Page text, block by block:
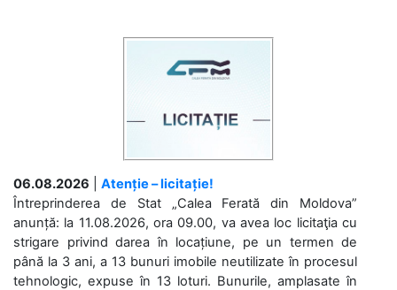
06.08.2026
Atenție – licitație!
Întreprinderea de Stat „Calea Ferată din Moldova”
anunță: la 11.08.2026, ora 09.00, va avea loc licitaţia cu
strigare privind darea în locațiune, pe un termen de
până la 3 ani, a 13 bunuri imobile neutilizate în procesul
tehnologic, expuse în 13 loturi. Bunurile, amplasate în